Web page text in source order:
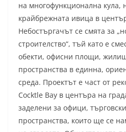
на многофункционална кула,
крайбрежната ивица в
Небостъргачът се смята за
строителство“, тъй като е
обекти, офисни площи,
пространства в единна,
среда. Проектът е част от
Cocktle Bay в центъра на
заделени за офици,
пространства, които ще се